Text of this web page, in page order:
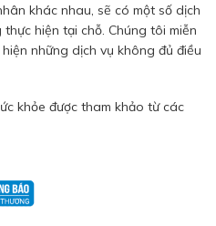
khác nhau, sẽ có một số dịch
hiện tại chỗ. Chúng tôi miễn
những dịch vụ không đủ điều
khỏe được tham khảo từ các